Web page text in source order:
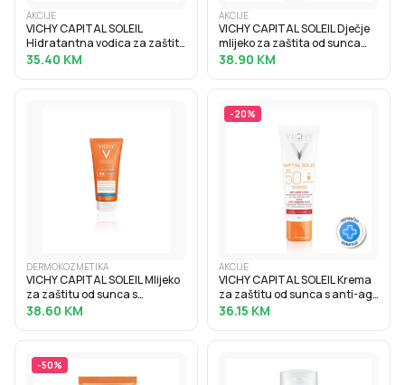
AKCIJE
VICHY CAPITAL SOLEIL
Hidratantna vodica za zaštitu
od sunca za naglašen ten
35.40 KM
AKCIJE
VICHY CAPITAL SOLEIL Dječje
mlijeko za zaštita od sunca
SPF50+, 300 ml
38.90 KM
DERMOKOZMETIKA
VICHY CAPITAL SOLEIL Mlijeko
za zaštitu od sunca s
hidratacijskom hijaluronskom
38.60 KM
-20%
AKCIJE
VICHY CAPITAL SOLEIL Krema
za zaštitu od sunca s anti-age
efektom SPF50, 50 ml
36.15 KM
-50%